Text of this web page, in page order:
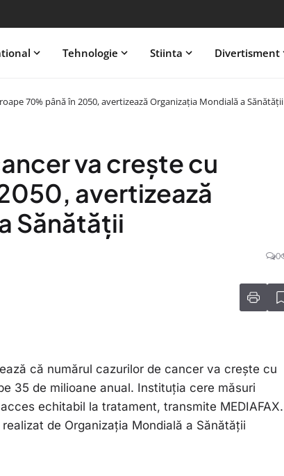
Tehnologie Stiinta Divertisment
70% până în 2050, avertizează Organizația Mondială a Sănătății
va crește cu
avertizează
Sănătății
0
că numărul cazurilor de cancer va crește cu
35 de milioane anual. Instituția cere măsuri
echitabil la tratament, transmite MEDIAFAX.
de Organizația Mondială a Sănătății